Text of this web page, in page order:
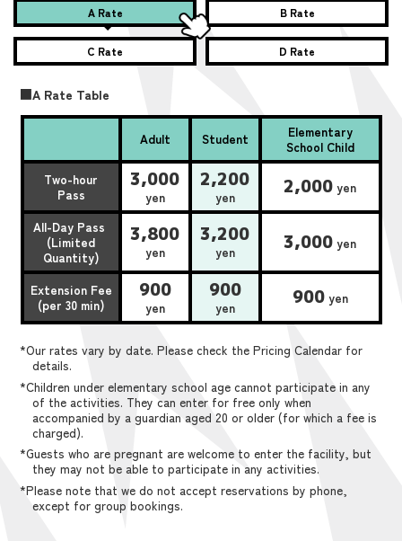
A Rate B Rate
C Rate D Rate
■A Rate Table
Adult Student
Elementary
School Child
Two-hour
Pass
3,000
yen
2,200
yen 2,000 yen
All-Day Pass
(Limited
Quantity)
3,800
yen
3,200
yen 3,000 yen
Extension Fee
(per 30 min)
900
yen
900
yen 900yen
*Our rates vary by date. Please check the Pricing Calendar for
details.
*Children under elementary school age cannot participate in any
of the activities. They can enter for free only when
accompanied by a guardian aged 20 or older (for which a fee is
charged).
*Guests who are pregnant are welcome to enter the facility, but
they may not be able to participate in any activities.
*Please note that we do not accept reservations by phone,
except for group bookings.